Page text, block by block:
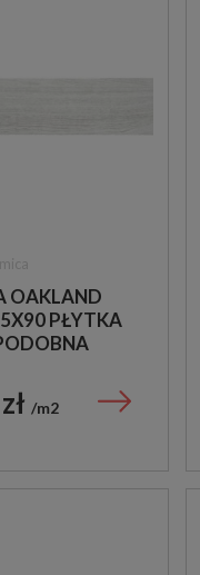
OAKLAND
PŁYTKA
m2